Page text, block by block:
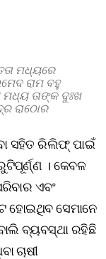
ମଧ୍ୟରେ
ରାମ ବହୁ
ମଧ୍ୟ ତାଙ୍କ ଦୁଃଖ
ରାଠୋର
ସହିତ ରିଲିଫ୍ ପାଇଁ
। କେବଳ
ଏବଂ
ସେମାନେ
ବ୍ୟବସ୍ଥା ରହିଛି
ଚାଷୀ